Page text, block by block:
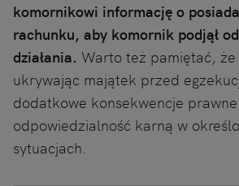
komornikowi informację o
rachunku, aby komornik podjął
działania. Warto też pamiętać, że
ukrywając majątek przed
dodatkowe konsekwencje
odpowiedzialność karną w
sytuacjach.